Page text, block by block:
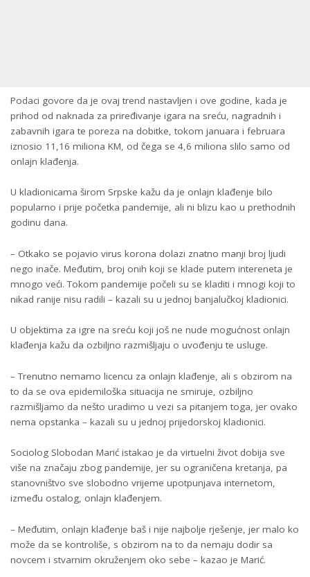
Podaci govore da je ovaj trend nastavljen i ove godine, kada je
prihod od naknada za priređivanje igara na sreću, nagradnih i
zabavnih igara te poreza na dobitke, tokom januara i februara
iznosio 11,16 miliona KM, od čega se 4,6 miliona slilo samo od
onlajn klađenja.
U kladionicama širom Srpske kažu da je onlajn klađenje bilo
popularno i prije početka pandemije, ali ni blizu kao u prethodnih
godinu dana.
– Otkako se pojavio virus korona dolazi znatno manji broj ljudi
nego inače. Međutim, broj onih koji se klade putem intereneta je
mnogo veći. Tokom pandemije počeli su se kladiti i mnogi koji to
nikad ranije nisu radili – kazali su u jednoj banjalučkoj kladionici.
U objektima za igre na sreću koji još ne nude mogućnost onlajn
klađenja kažu da ozbiljno razmišljaju o uvođenju te usluge.
– Trenutno nemamo licencu za onlajn klađenje, ali s obzirom na
to da se ova epidemiloška situacija ne smiruje, ozbiljno
razmišljamo da nešto uradimo u vezi sa pitanjem toga, jer ovako
nema opstanka – kazali su u jednoj prijedorskoj kladionici.
Sociolog Slobodan Marić istakao je da virtuelni život dobija sve
više na značaju zbog pandemije, jer su ograničena kretanja, pa
stanovništvo sve slobodno vrijeme upotpunjava internetom,
između ostalog, onlajn klađenjem.
– Međutim, onlajn klađenje baš i nije najbolje rješenje, jer malo ko
može da se kontroliše, s obzirom na to da nemaju dodir sa
novcem i stvarnim okruženjem oko sebe – kazao je Marić.